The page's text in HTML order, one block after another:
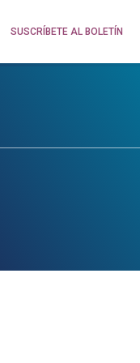
SUSCRÍBETE AL BOLETÍN